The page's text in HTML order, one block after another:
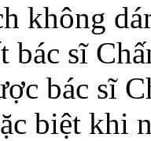
không
bác sĩ
bác sĩ
biệt khi